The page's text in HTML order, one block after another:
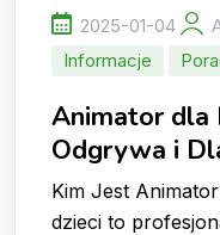
2025-01-04
Informacje
Animator dla
Odgrywa i
Wynająć?
Kim Jest
dzieci to